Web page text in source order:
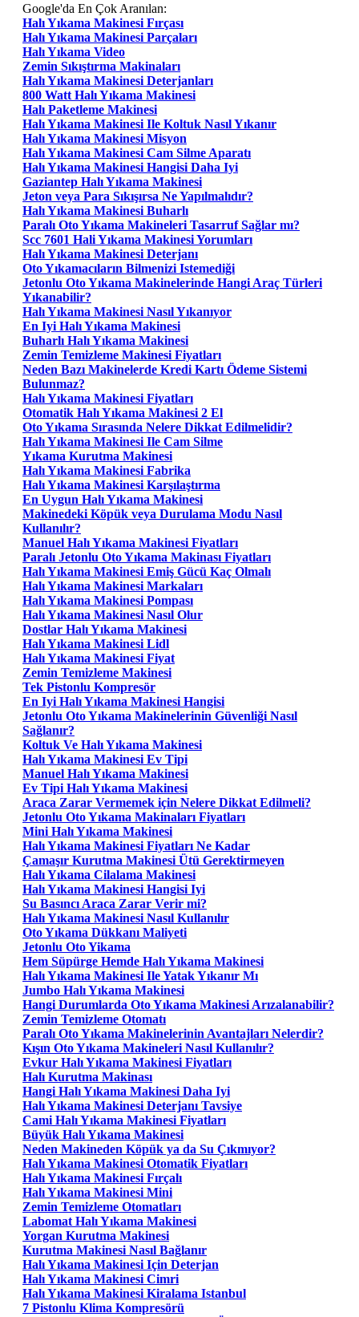
Google'da En Çok Aranılan:
Halı Yıkama Makinesi Fırçası
Halı Yıkama Makinesi Parçaları
Halı Yıkama Video
Zemin Sıkıştırma Makinaları
Halı Yıkama Makinesi Deterjanları
800 Watt Halı Yıkama Makinesi
Halı Paketleme Makinesi
Halı Yıkama Makinesi Ile Koltuk Nasıl Yıkanır
Halı Yıkama Makinesi Misyon
Halı Yıkama Makinesi Cam Silme Aparatı
Halı Yıkama Makinesi Hangisi Daha Iyi
Gaziantep Halı Yıkama Makinesi
Jeton veya Para Sıkışırsa Ne Yapılmalıdır?
Halı Yıkama Makinesi Buharlı
Paralı Oto Yıkama Makineleri Tasarruf Sağlar mı?
Scc 7601 Hali Yıkama Makinesi Yorumları
Halı Yıkama Makinesi Deterjanı
Oto Yıkamacıların Bilmenizi Istemediği
Jetonlu Oto Yıkama Makinelerinde Hangi Araç Türleri
Yıkanabilir?
Halı Yıkama Makinesi Nasıl Yıkanıyor
En Iyi Halı Yıkama Makinesi
Buharlı Halı Yıkama Makinesi
Zemin Temizleme Makinesi Fiyatları
Neden Bazı Makinelerde Kredi Kartı Ödeme Sistemi
Bulunmaz?
Halı Yıkama Makinesi Fiyatları
Otomatik Halı Yıkama Makinesi 2 El
Oto Yıkama Sırasında Nelere Dikkat Edilmelidir?
Halı Yıkama Makinesi Ile Cam Silme
Yıkama Kurutma Makinesi
Halı Yıkama Makinesi Fabrika
Halı Yıkama Makinesi Karşılaştırma
En Uygun Halı Yıkama Makinesi
Makinedeki Köpük veya Durulama Modu Nasıl
Kullanılır?
Manuel Halı Yıkama Makinesi Fiyatları
Paralı Jetonlu Oto Yıkama Makinası Fiyatları
Halı Yıkama Makinesi Emiş Gücü Kaç Olmalı
Halı Yıkama Makinesi Markaları
Halı Yıkama Makinesi Pompası
Halı Yıkama Makinesi Nasıl Olur
Dostlar Halı Yıkama Makinesi
Halı Yıkama Makinesi Lidl
Halı Yıkama Makinesi Fiyat
Zemin Temizleme Makinesi
Tek Pistonlu Kompresör
En Iyi Halı Yıkama Makinesi Hangisi
Jetonlu Oto Yıkama Makinelerinin Güvenliği Nasıl
Sağlanır?
Koltuk Ve Halı Yıkama Makinesi
Halı Yıkama Makinesi Ev Tipi
Manuel Halı Yıkama Makinesi
Ev Tipi Halı Yıkama Makinesi
Araca Zarar Vermemek için Nelere Dikkat Edilmeli?
Jetonlu Oto Yıkama Makinaları Fiyatları
Mini Halı Yıkama Makinesi
Halı Yıkama Makinesi Fiyatları Ne Kadar
Çamaşır Kurutma Makinesi Ütü Gerektirmeyen
Halı Yıkama Cilalama Makinesi
Halı Yıkama Makinesi Hangisi Iyi
Su Basıncı Araca Zarar Verir mi?
Halı Yıkama Makinesi Nasıl Kullanılır
Oto Yıkama Dükkanı Maliyeti
Jetonlu Oto Yikama
Hem Süpürge Hemde Halı Yıkama Makinesi
Halı Yıkama Makinesi Ile Yatak Yıkanır Mı
Jumbo Halı Yıkama Makinesi
Hangi Durumlarda Oto Yıkama Makinesi Arızalanabilir?
Zemin Temizleme Otomatı
Paralı Oto Yıkama Makinelerinin Avantajları Nelerdir?
Kışın Oto Yıkama Makineleri Nasıl Kullanılır?
Evkur Halı Yıkama Makinesi Fiyatları
Halı Kurutma Makinası
Hangi Halı Yıkama Makinesi Daha Iyi
Halı Yıkama Makinesi Deterjanı Tavsiye
Cami Halı Yıkama Makinesi Fiyatları
Büyük Halı Yıkama Makinesi
Neden Makineden Köpük ya da Su Çıkmıyor?
Halı Yıkama Makinesi Otomatik Fiyatları
Halı Yıkama Makinesi Fırçalı
Halı Yıkama Makinesi Mini
Zemin Temizleme Otomatları
Labomat Halı Yıkama Makinesi
Yorgan Kurutma Makinesi
Kurutma Makinesi Nasıl Bağlanır
Halı Yıkama Makinesi Için Deterjan
Halı Yıkama Makinesi Cimri
Halı Yıkama Makinesi Kiralama Istanbul
7 Pistonlu Klima Kompresörü